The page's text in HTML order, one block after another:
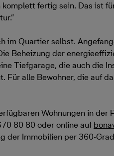
komplett fertig sein. Das ist
im Quartier selbst.
Beheizung der
Tiefgarage, die auch die
Für alle Bewohner, die auf
Wohnungen in der
80 80 oder online auf
der Immobilien per 360-